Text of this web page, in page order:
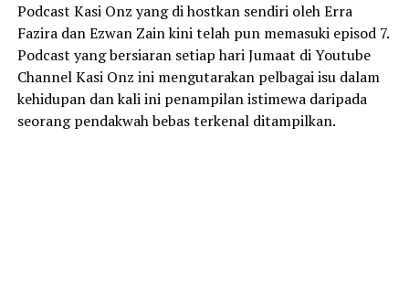
Podcast Kasi Onz yang di hostkan sendiri oleh Erra
Fazira dan Ezwan Zain kini telah pun memasuki episod 7.
Podcast yang bersiaran setiap hari Jumaat di Youtube
Channel Kasi Onz ini mengutarakan pelbagai isu dalam
kehidupan dan kali ini penampilan istimewa daripada
seorang pendakwah bebas terkenal ditampilkan.